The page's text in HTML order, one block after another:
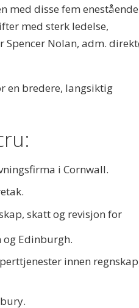
med disse fem enestående
med sterk ledelse,
Spencer Nolan, adm.
en bredere, langsiktig
i Cornwall.
skatt og revisjon for
Edinburgh.
innen